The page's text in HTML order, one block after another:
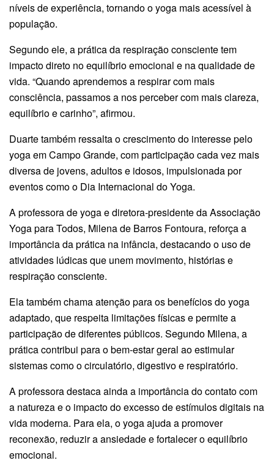
níveis de experiência, tornando o yoga mais acessível à
população.
Segundo ele, a prática da respiração consciente tem
impacto direto no equilíbrio emocional e na qualidade de
vida. “Quando aprendemos a respirar com mais
consciência, passamos a nos perceber com mais clareza,
equilíbrio e carinho”, afirmou.
Duarte também ressalta o crescimento do interesse pelo
yoga em Campo Grande, com participação cada vez mais
diversa de jovens, adultos e idosos, impulsionada por
eventos como o Dia Internacional do Yoga.
A professora de yoga e diretora-presidente da Associação
Yoga para Todos, Milena de Barros Fontoura, reforça a
importância da prática na infância, destacando o uso de
atividades lúdicas que unem movimento, histórias e
respiração consciente.
Ela também chama atenção para os benefícios do yoga
adaptado, que respeita limitações físicas e permite a
participação de diferentes públicos. Segundo Milena, a
prática contribui para o bem-estar geral ao estimular
sistemas como o circulatório, digestivo e respiratório.
A professora destaca ainda a importância do contato com
a natureza e o impacto do excesso de estímulos digitais na
vida moderna. Para ela, o yoga ajuda a promover
reconexão, reduzir a ansiedade e fortalecer o equilíbrio
emocional.